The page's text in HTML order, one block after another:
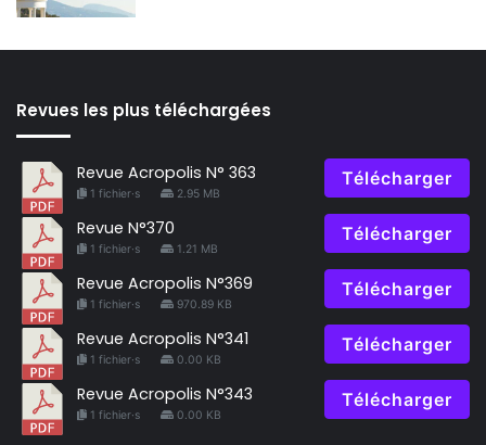
Revues les plus téléchargées
Revue Acropolis N° 363
1 fichier·s 2.95 MB
Télécharger
Revue N°370
1 fichier·s 1.21 MB
Télécharger
Revue Acropolis N°369
1 fichier·s 970.89 KB
Télécharger
Revue Acropolis N°341
1 fichier·s 0.00 KB
Télécharger
Revue Acropolis N°343
1 fichier·s 0.00 KB
Télécharger